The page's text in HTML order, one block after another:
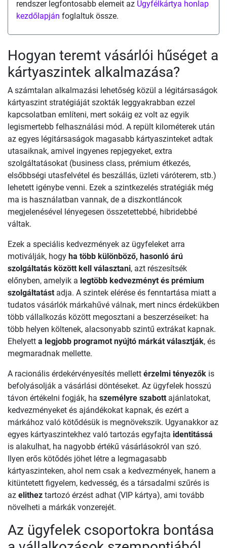
rendszer legfontosabb elemeit az Ügyfélkártya honlap
kezdőlapján foglaltuk össze.
Hogyan teremt vásárlói hűséget a
kártyaszintek alkalmazása?
A számtalan alkalmazási lehetőség közül a légitársaságok
kártyaszint stratégiáját szokták leggyakrabban ezzel
kapcsolatban említeni, mert sokáig ez volt az egyik
legismertebb felhasználási mód. A repült kilométerek után
az egyes légitársaságok magasabb kártyaszinteket adtak
utasaiknak, amivel ingyenes repjegyeket, extra
szolgáltatásokat (business class, prémium étkezés,
elsőbbségi utasfelvétel és beszállás, üzleti váróterem, stb.)
lehetett igénybe venni. Ezek a szintkezelés stratégiák még
ma is használatban vannak, de a diszkontláncok
megjelenésével lényegesen összetettebbé, hibridebbé
váltak.
Ezek a speciális kedvezmények az ügyfeleket arra
motiválják, hogy ha több különböző, hasonló árú
szolgáltatás között kell választani, azt részesítsék
előnyben, amelyik a legtöbb kedvezményt és prémium
szolgáltatást adja. A szintek elérése és fenntartása miatt a
tudatos vásárlók márkahűvé válnak, mert nincs érdekükben
több vállalkozás között megosztani a beszerzéseiket: ha
több helyen költenek, alacsonyabb szintű extrákat kapnak.
Ehelyett a legjobb programot nyújtó márkát választják, és
megmaradnak mellette.
A racionális érdekérvényesítés mellett érzelmi tényezők is
befolyásolják a vásárlási döntéseket. Az ügyfelek hosszú
távon értékelni fogják, ha személyre szabott ajánlatokat,
kedvezményeket és ajándékokat kapnak, és ezért a
márkához való kötődésük is megnövekszik. Ugyanakkor az
egyes kártyaszintekhez való tartozás egyfajta identitássá
is alakulhat, ha nagyobb értékű vásárlásokról van szó.
Ilyen erős kötődés jöhet létre a legmagasabb
kártyaszinteken, ahol nem csak a kedvezmények, hanem a
kitüntetett figyelem, kedvesség, és a társadalmi szűrés is
az elithez tartozó érzést adhat (VIP kártya), ami tovább
növelheti a márkák vonzerejét.
Az ügyfelek csoportokra bontása